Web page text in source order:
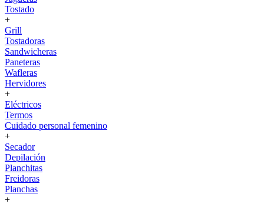
Tostado
+
Grill
Tostadoras
Sandwicheras
Paneteras
Wafleras
Hervidores
+
Eléctricos
Termos
Cuidado personal femenino
+
Secador
Depilación
Planchitas
Freidoras
Planchas
+